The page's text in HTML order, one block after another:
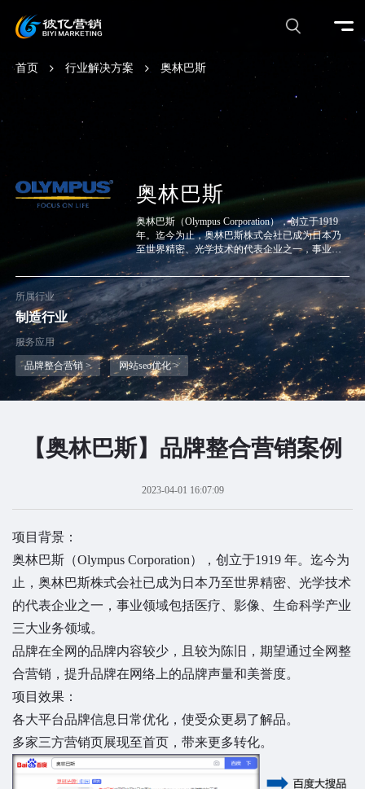
首页 行业解决方案 奥林巴斯
奥林巴斯
奥林巴斯（Olympus Corporation），创立于1919
年。迄今为止，奥林巴斯株式会社已成为日本乃
至世界精密、光学技术的代表企业之一，事业领
域包括医疗、影像、生命科学产业三大业务领
域。
所属行业
制造行业
服务应用
品牌整合营销 > 网站seo优化 >
【奥林巴斯】品牌整合营销案例
2023-04-01 16:07:09
项目背景：
奥林巴斯（Olympus Corporation），创立于1919 年。迄今为
止，奥林巴斯株式会社已成为日本乃至世界精密、光学技术
的代表企业之一，事业领域包括医疗、影像、生命科学产业
三大业务领域。
品牌在全网的品牌内容较少，且较为陈旧，期望通过全网整
合营销，提升品牌在网络上的品牌声量和美誉度。
项目效果：
各大平台品牌信息日常优化，使受众更易了解品。
多家三方营销页展现至首页，带来更多转化。